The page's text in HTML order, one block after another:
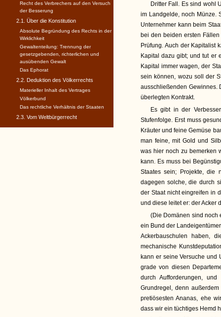
Dritter Fall. Es sind wohl
im Landgelde, noch Münze.
Unternehmer kann beim
bei den beiden ersten
Prüfung. Auch der Kapitalist
Kapital dazu gibt; und tut er
Kapital immer wagen, der
sein können, wozu soll der
ausschließenden Gewinnes.
überlegten Kontrakt.
Es gibt in der
Stufenfolge. Erst muss
Kräuter und feine Gemüse
man feine, mit Gold und
was hier noch zu bemerken
kann. Es muss bei
Staates sein; Projekte, die
dagegen solche, die durch
der Staat nicht eingreifen in
und diese leitet er: der Acker
(Die Domänen sind noch
ein Bund der
Ackerbauschulen haben,
mechanische
kann er seine Versuche und
grade von diesen
durch Aufforderungen,
Grundregel, denn
pretiösesten Ananas, ehe
dass wir ein tüchtiges Hemd
Recht des Verbrechers auf den Versuch
der Besserung
2.1. Über die Konstitution
Absolute Begründung des Rechts in der
Wirklichkeit
Gewaltenteilung: Trennung der
gesetzgebenden, richterlichen und
ausübenden Gewalt
Das Ephorat
2.2. Deduktion des Völkerrechts
Materieller Inhalt des Vertrages
Völkerbund
Das rechtliche Verhältnis der Staaten
2.3. Vom Weltbürgerrecht